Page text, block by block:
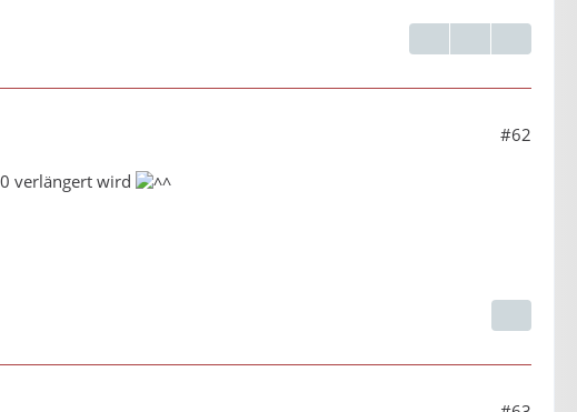
#62
verlängert wird